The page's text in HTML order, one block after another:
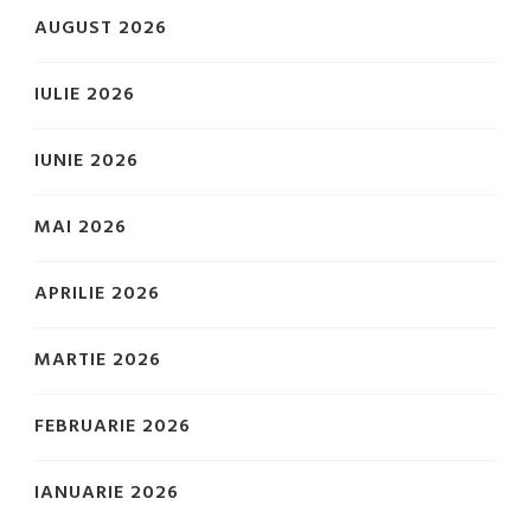
AUGUST 2026
IULIE 2026
IUNIE 2026
MAI 2026
APRILIE 2026
MARTIE 2026
FEBRUARIE 2026
IANUARIE 2026